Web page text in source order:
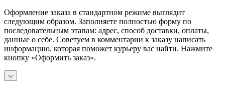
Оформление заказа в стандартном режиме выглядит
следующим образом. Заполняете полностью форму по
последовательным этапам: адрес, способ доставки, оплаты,
данные о себе. Советуем в комментарии к заказу написать
информацию, которая поможет курьеру вас найти. Нажмите
кнопку «Оформить заказ».